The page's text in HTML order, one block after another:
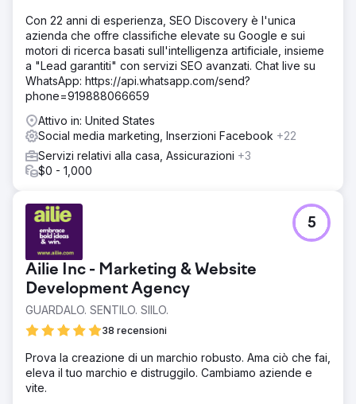
Con 22 anni di esperienza, SEO Discovery è l'unica
azienda che offre classifiche elevate su Google e sui
motori di ricerca basati sull'intelligenza artificiale, insieme
a "Lead garantiti" con servizi SEO avanzati. Chat live su
WhatsApp: https://api.whatsapp.com/send?
phone=919888066659
Attivo in: United States
Social media marketing, Inserzioni Facebook +22
Servizi relativi alla casa, Assicurazioni +3
$0 - 1,000
Ailie Inc - Marketing & Website
Development Agency
GUARDALO. SENTILO. SIILO.
38 recensioni
5
Prova la creazione di un marchio robusto. Ama ciò che fai,
eleva il tuo marchio e distruggilo. Cambiamo aziende e
vite.